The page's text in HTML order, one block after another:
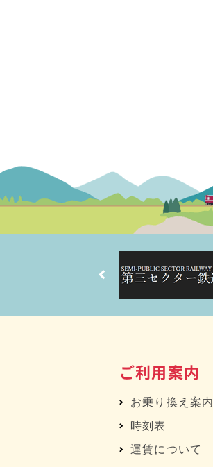
ご利用案内
お乗り換え案内
時刻表
運賃について